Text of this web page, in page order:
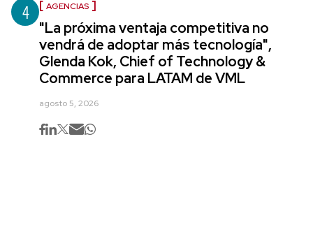
4 AGENCIAS
"La próxima ventaja competitiva no
vendrá de adoptar más tecnología",
Glenda Kok, Chief of Technology &
Commerce para LATAM de VML
agosto 5, 2026